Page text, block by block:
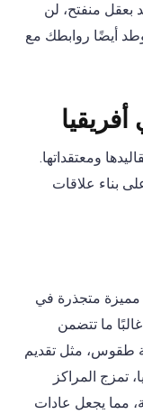
بعقل منفتح، لن
أيضًا روابطك مع
ومعتقداتها.
بناء علاقات
مميزة متجذرة في
ما تتضمن
طقوس، مثل تقديم
تمزج المراكز
مما يجعل عادات